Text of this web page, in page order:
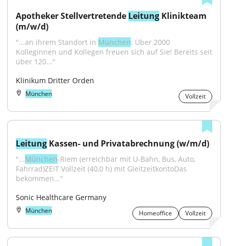
Apotheker Stellvertretende Leitung Klinikteam
(m/w/d)
"...an ihrem Standort in München. Über 2000
Kolleginnen und Kollegen freuen sich auf Sie! Bereits seit
über 120..."
Klinikum Dritter Orden
München Vollzeit
Leitung Kassen- und Privatabrechnung (w/m/d)
"...München-Riem (erreichbar mit U-Bahn, Bus, Auto,
Fahrrad)ZEIT Vollzeit (40,0 h) mit GleitzeitkontoDas
bekommen..."
Sonic Healthcare Germany
München Homeoffice Vollzeit